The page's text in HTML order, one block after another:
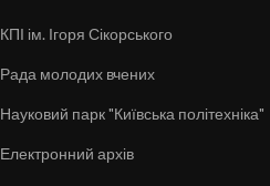
КПІ ім. Ігоря Сікорського
Рада молодих вчених
Науковий парк "Київська політехніка"
Електронний архів